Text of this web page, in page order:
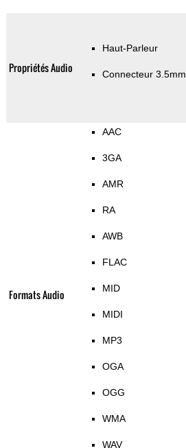
Propriétés Audio
Haut-Parleur
Connecteur 3.5mm
Formats Audio
AAC
3GA
AMR
RA
AWB
FLAC
MID
MIDI
MP3
OGA
OGG
WMA
WAV